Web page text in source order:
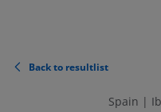
Back to resultlist
Spain |